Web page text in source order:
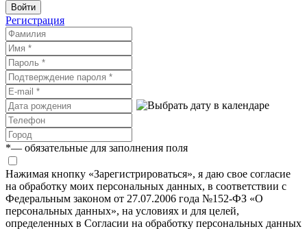
Войти
Регистрация
*— обязательные для заполнения поля
Нажимая кнопку «Зарегистрироваться», я даю свое согласие
на обработку моих персональных данных, в соответствии с
Федеральным законом от 27.07.2006 года №152-ФЗ «О
персональных данных», на условиях и для целей,
определенных в Согласии на обработку персональных данных